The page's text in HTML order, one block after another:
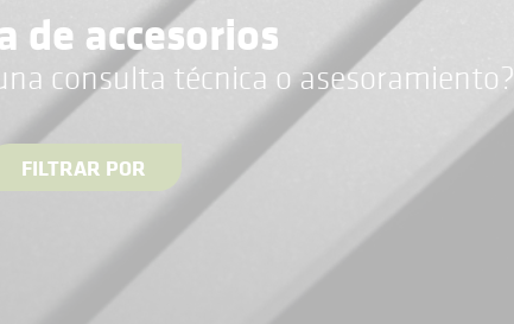
de accesorios
consulta técnica o asesoramiento?
FILTRAR POR